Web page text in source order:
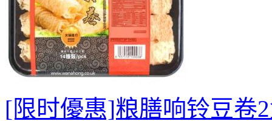
[限时優惠]粮膳响铃豆卷